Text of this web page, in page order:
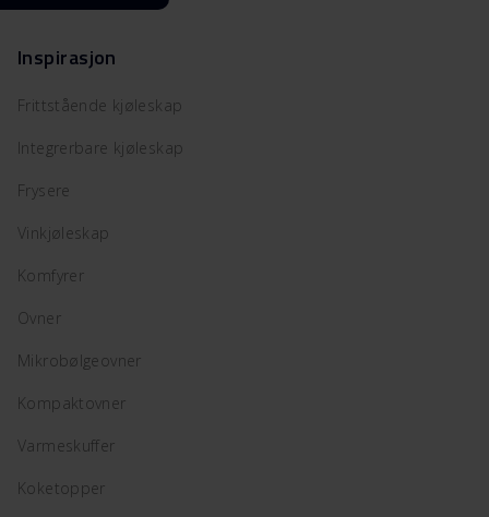
Inspirasjon
Frittstående kjøleskap
Integrerbare kjøleskap
Frysere
Vinkjøleskap
Komfyrer
Ovner
Mikrobølgeovner
Kompaktovner
Varmeskuffer
Koketopper